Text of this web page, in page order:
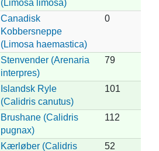
(Limosa limosa)
Canadisk
Kobbersneppe
(Limosa haemastica)
0
Stenvender (Arenaria
interpres)
79
Islandsk Ryle
(Calidris canutus)
101
Brushane (Calidris
pugnax)
112
Kærløber (Calidris
52